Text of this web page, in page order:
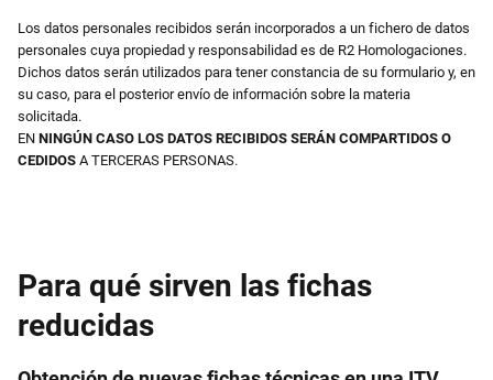
Los datos personales recibidos serán incorporados a un fichero de datos
personales cuya propiedad y responsabilidad es de R2 Homologaciones.
Dichos datos serán utilizados para tener constancia de su formulario y, en
su caso, para el posterior envío de información sobre la materia
solicitada.
EN NINGÚN CASO LOS DATOS RECIBIDOS SERÁN COMPARTIDOS O
CEDIDOS A TERCERAS PERSONAS.
Para qué sirven las fichas
reducidas